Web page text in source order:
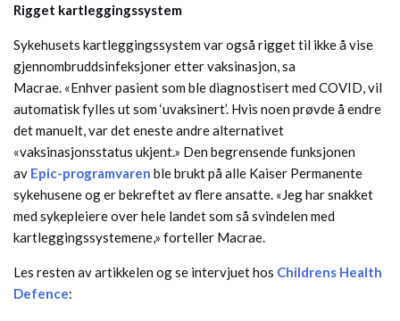
Rigget kartleggingssystem
Sykehusets kartleggingssystem var også rigget til ikke å vise
gjennombruddsinfeksjoner etter vaksinasjon, sa
Macrae. «Enhver pasient som ble diagnostisert med COVID, vil
automatisk fylles ut som ‘uvaksinert’. Hvis noen prøvde å endre
det manuelt, var det eneste andre alternativet
«vaksinasjonsstatus ukjent.» Den begrensende funksjonen
av Epic-programvaren ble brukt på alle Kaiser Permanente
sykehusene og er bekreftet av flere ansatte. «Jeg har snakket
med sykepleiere over hele landet som så svindelen med
kartleggingssystemene,» forteller Macrae.
Les resten av artikkelen og se intervjuet hos Childrens Health
Defence: